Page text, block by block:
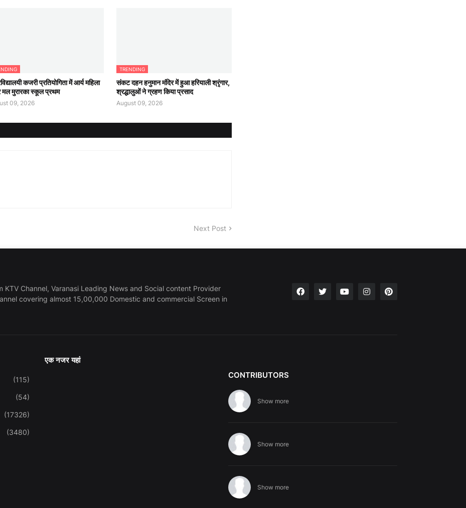
कजरी प्रतियोगिता में आर्य महिला
मल मुरारका स्कूल प्रथम
09, 2026
TRENDING
संकट दहन हनुमान मंदिर में हुआ हरियाली श्रृंगार,
श्रद्धालुओं ने ग्रहण किया प्रसाद
August 09, 2026
Next Post
KTV Channel, Varanasi Leading News and Social content Provider
covering almost 15,00,000 Domestic and commercial Screen in
(115)
(54)
(17326)
(3480)
एक नजर यहां
CONTRIBUTORS
Show more
Show more
Show more